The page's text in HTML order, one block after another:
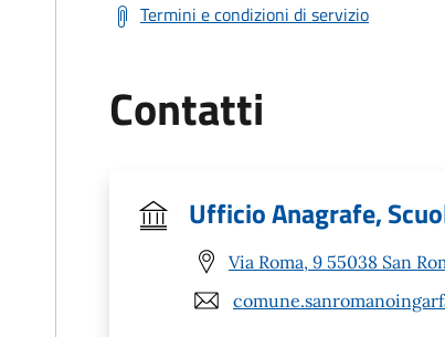
Termini e condizioni di servizio
Contatti
Ufficio Anagrafe,
Via Roma, 9 55038 San